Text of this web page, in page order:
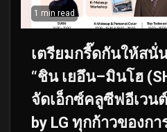
1 min read
เตรียมกรี๊ดกันให้สนั่
“ชิน เยอึน–มินโฮ
จัดเอ็กซ์คลูซีฟอีเวนต์
by LG ทุกก้าวของก